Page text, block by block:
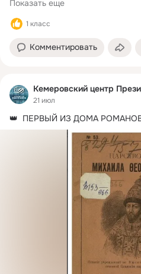
Показать еще
1 класс
Комментировать
Кемеровский центр
21 июл
👑  ПЕРВЫЙ ИЗ ДОМА